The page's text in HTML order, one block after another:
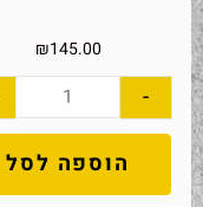
₪145.00
-
הוספה לסל